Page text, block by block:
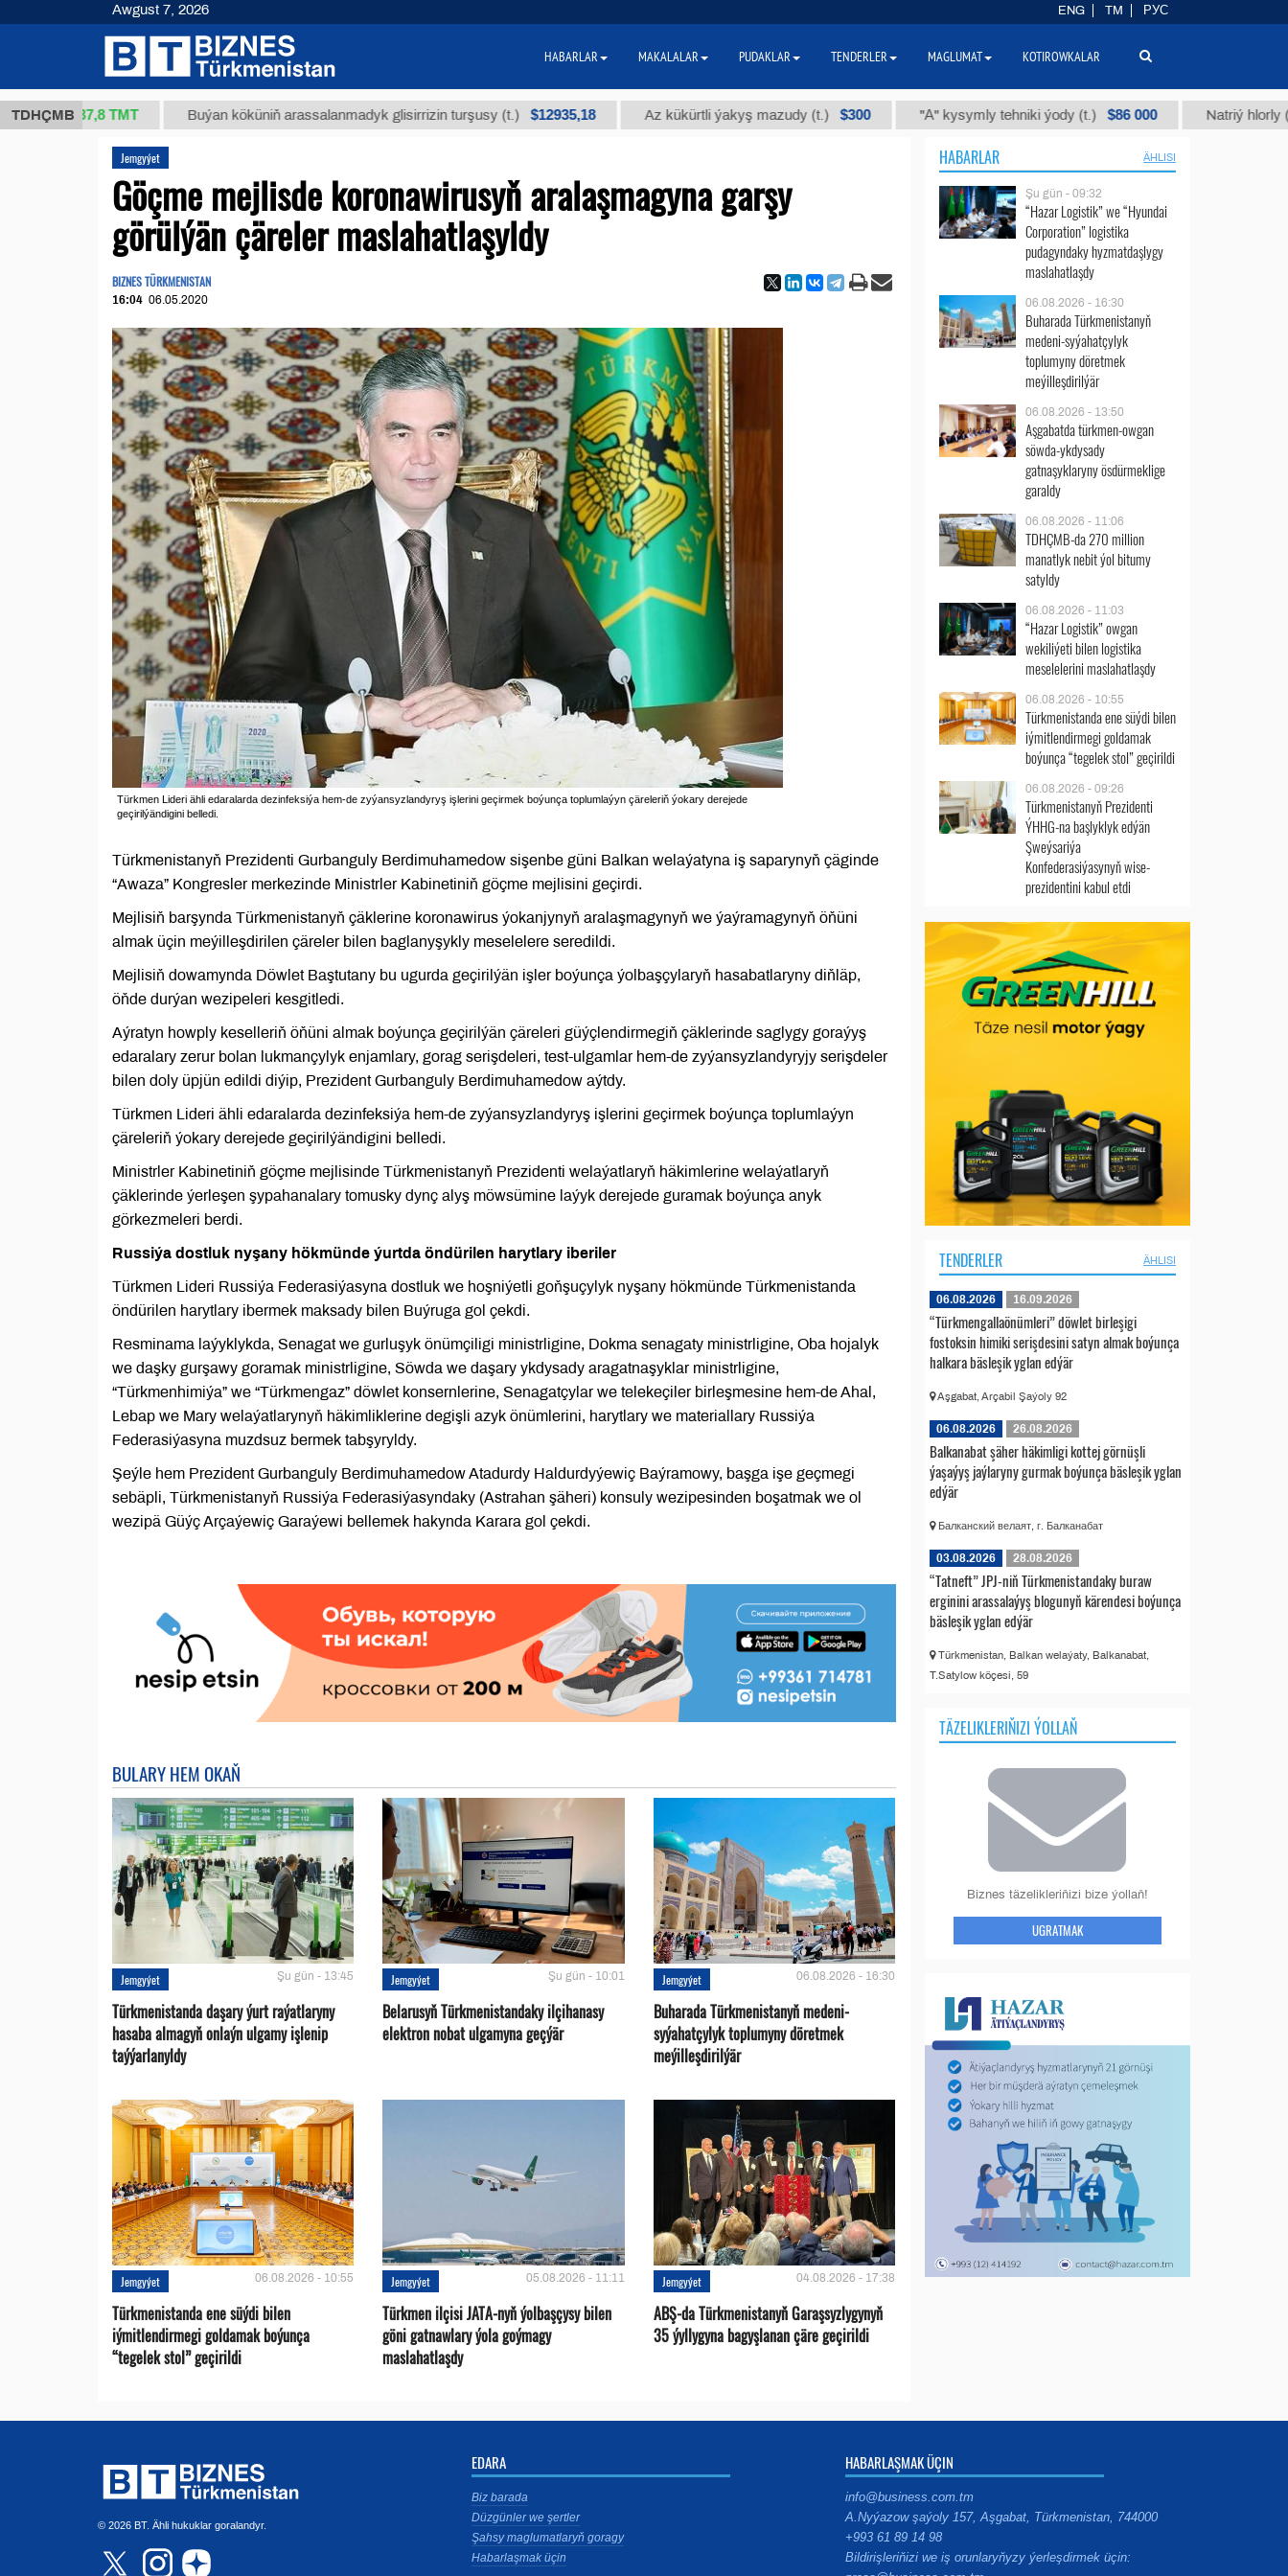
TDHÇMB
37,8 ТМТ Buýan köküniň arassalanmadyk glisirrizin turşusy (t.) $12935,18 Az kükürtli ýakyş mazudy (t.) $300 "А" kysymly tehniki ýody (t.) $86 000 Natriý hlorly (nahar
Jemgyýet
Göçme mejlisde koronawirusyň aralaşmagyna garşy
görülýän çäreler maslahatlaşyldy
BIZNES TÜRKMENISTAN
16:04 06.05.2020
Türkmen Lideri ähli edaralarda dezinfeksiýa hem-de zyýansyzlandyryş işlerini geçirmek boýunça toplumlaýyn çäreleriň ýokary derejede
geçirilýändigini belledi.
Türkmenistanyň Prezidenti Gurbanguly Berdimuhamedow sişenbe güni Balkan welaýatyna iş saparynyň çäginde
“Awaza” Kongresler merkezinde Ministrler Kabinetiniň göçme mejlisini geçirdi.
Mejlisiň barşynda Türkmenistanyň çäklerine koronawirus ýokanjynyň aralaşmagynyň we ýaýramagynyň öňüni
almak üçin meýilleşdirilen çäreler bilen baglanyşykly meselelere seredildi.
Mejlisiň dowamynda Döwlet Baştutany bu ugurda geçirilýän işler boýunça ýolbaşçylaryň hasabatlaryny diňläp,
öňde durýan wezipeleri kesgitledi.
Aýratyn howply keselleriň öňüni almak boýunça geçirilýän çäreleri güýçlendirmegiň çäklerinde saglygy goraýyş
edaralary zerur bolan lukmançylyk enjamlary, gorag serişdeleri, test-ulgamlar hem-de zyýansyzlandyryjy serişdeler
bilen doly üpjün edildi diýip, Prezident Gurbanguly Berdimuhamedow aýtdy.
Türkmen Lideri ähli edaralarda dezinfeksiýa hem-de zyýansyzlandyryş işlerini geçirmek boýunça toplumlaýyn
çäreleriň ýokary derejede geçirilýändigini belledi.
Ministrler Kabinetiniň göçme mejlisinde Türkmenistanyň Prezidenti welaýatlaryň häkimlerine welaýatlaryň
çäklerinde ýerleşen şypahanalary tomusky dynç alyş möwsümine laýyk derejede guramak boýunça anyk
görkezmeleri berdi.
Russiýa dostluk nyşany hökmünde ýurtda öndürilen harytlary iberiler
Türkmen Lideri Russiýa Federasiýasyna dostluk we hoşniýetli goňşuçylyk nyşany hökmünde Türkmenistanda
öndürilen harytlary ibermek maksady bilen Buýruga gol çekdi.
Resminama laýyklykda, Senagat we gurluşyk önümçiligi ministrligine, Dokma senagaty ministrligine, Oba hojalyk
we daşky gurşawy goramak ministrligine, Söwda we daşary ykdysady aragatnaşyklar ministrligine,
“Türkmenhimiýa” we “Türkmengaz” döwlet konsernlerine, Senagatçylar we telekeçiler birleşmesine hem-de Ahal,
Lebap we Mary welaýatlarynyň häkimliklerine degişli azyk önümlerini, harytlary we materiallary Russiýa
Federasiýasyna muzdsuz bermek tabşyryldy.
Şeýle hem Prezident Gurbanguly Berdimuhamedow Atadurdy Haldurdyýewiç Baýramowy, başga işe geçmegi
sebäpli, Türkmenistanyň Russiýa Federasiýasyndaky (Astrahan şäheri) konsuly wezipesinden boşatmak we ol
wezipä Güýç Arçaýewiç Garaýewi bellemek hakynda Karara gol çekdi.
BULARY HEM OKAŇ
Jemgyýet Şu gün - 13:45
Türkmenistanda daşary ýurt raýatlaryny
hasaba almagyň onlaýn ulgamy işlenip
taýýarlanyldy
Jemgyýet Şu gün - 10:01
Belarusyň Türkmenistandaky ilçihanasy
elektron nobat ulgamyna geçýär
Jemgyýet 06.08.2026 - 16:30
Buharada Türkmenistanyň medeni-
syýahatçylyk toplumyny döretmek
meýilleşdirilýär
Jemgyýet 06.08.2026 - 10:55
Türkmenistanda ene süýdi bilen
iýmitlendirmegi goldamak boýunça
“tegelek stol” geçirildi
Jemgyýet 05.08.2026 - 11:11
Türkmen ilçisi JATA-nyň ýolbaşçysy bilen
göni gatnawlary ýola goýmagy
maslahatlaşdy
Jemgyýet 04.08.2026 - 17:38
ABŞ-da Türkmenistanyň Garaşsyzlygynyň
35 ýyllygyna bagyşlanan çäre geçirildi
HABARLAR ÄHLISI
Şu gün - 09:32
“Hazar Logistik” we “Hyundai
Corporation” logistika
pudagyndaky hyzmatdaşlygy
maslahatlaşdy
06.08.2026 - 16:30
Buharada Türkmenistanyň
medeni-syýahatçylyk
toplumyny döretmek
meýilleşdirilýär
06.08.2026 - 13:50
Aşgabatda türkmen-owgan
söwda-ykdysady
gatnaşyklaryny ösdürmeklige
garaldy
06.08.2026 - 11:06
TDHÇMB-da 270 million
manatlyk nebit ýol bitumy
satyldy
06.08.2026 - 11:03
“Hazar Logistik” owgan
wekiliýeti bilen logistika
meselelerini maslahatlaşdy
06.08.2026 - 10:55
Türkmenistanda ene süýdi bilen
iýmitlendirmegi goldamak
boýunça “tegelek stol” geçirildi
06.08.2026 - 09:26
Türkmenistanyň Prezidenti
ÝHHG-na başlyklyk edýän
Şweýsariýa
Konfederasiýasynyň wise-
prezidentini kabul etdi
TENDERLER ÄHLISI
06.08.2026 16.09.2026
“Türkmengallaönümleri” döwlet birleşigi
fostoksin himiki serişdesini satyn almak boýunça
halkara bäsleşik yglan edýär
Aşgabat, Arçabil Şaýoly 92
06.08.2026 26.08.2026
Balkanabat şäher häkimligi kottej görnüşli
ýaşaýyş jaýlaryny gurmak boýunça bäsleşik yglan
edýär
Балканский велаят, г. Балканабат
03.08.2026 28.08.2026
“Tatneft” JPJ-niň Türkmenistandaky buraw
erginini arassalaýyş blogunyň kärendesi boýunça
bäsleşik yglan edýär
Türkmenistan, Balkan welaýaty, Balkanabat,
T.Satylow köçesi, 59
TÄZELIKLERIŇIZI ÝOLLAŇ
Biznes täzelikleriňizi bize ýollaň!
UGRATMAK
© 2026 BT. Ähli hukuklar goralandyr.
EDARA
Biz barada
Düzgünler we şertler
Şahsy maglumatlaryň goragy
Habarlaşmak üçin
HABARLAŞMAK ÜÇIN
info@business.com.tm
A.Nyýazow şaýoly 157, Aşgabat, Türkmenistan, 744000
+993 61 89 14 98
Bildirişleriňizi we iş orunlaryňyzy ýerleşdirmek üçin:
Awgust 7, 2026 ENG TM РУС
HABARLAR MAKALALAR PUDAKLAR TENDERLER MAGLUMAT KOTIROWKALAR